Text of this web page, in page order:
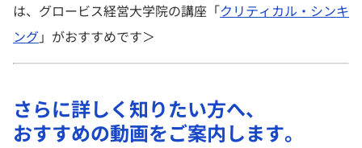
は、グロービス経営大学院の講座「クリティカル・シンキ
ング」がおすすめです＞
さらに詳しく知りたい方へ、
おすすめの動画をご案内します。